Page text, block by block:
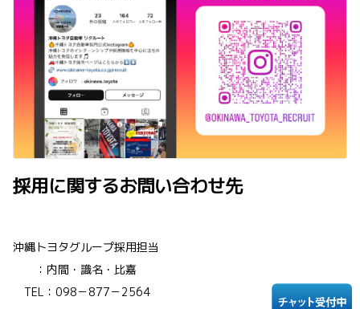
採用に関するお問い合わせ先
沖縄トヨタグループ採用担当
：内間・識名・比嘉
TEL：098－877－2564